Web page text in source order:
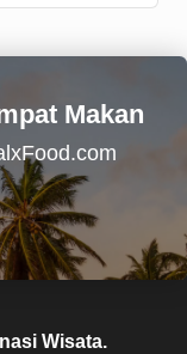
Makan
Wisata.